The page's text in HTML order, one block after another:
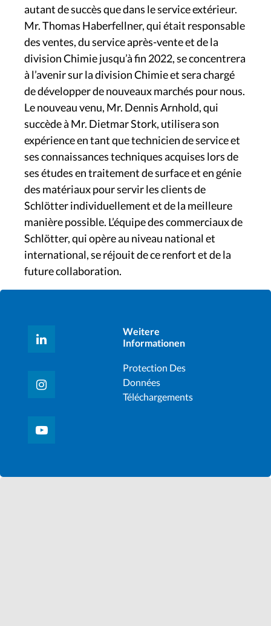
autant de succès que dans le service extérieur.
Mr. Thomas Haberfellner, qui était responsable
des ventes, du service après-vente et de la
division Chimie jusqu’à fin 2022, se concentrera
à l’avenir sur la division Chimie et sera chargé
de développer de nouveaux marchés pour nous.
Le nouveau venu, Mr. Dennis Arnhold, qui
succède à Mr. Dietmar Stork, utilisera son
expérience en tant que technicien de service et
ses connaissances techniques acquises lors de
ses études en traitement de surface et en génie
des matériaux pour servir les clients de
Schlötter individuellement et de la meilleure
manière possible. L’équipe des commerciaux de
Schlötter, qui opère au niveau national et
international, se réjouit de ce renfort et de la
future collaboration.
Weitere
Informationen
Protection Des
Données
Téléchargements